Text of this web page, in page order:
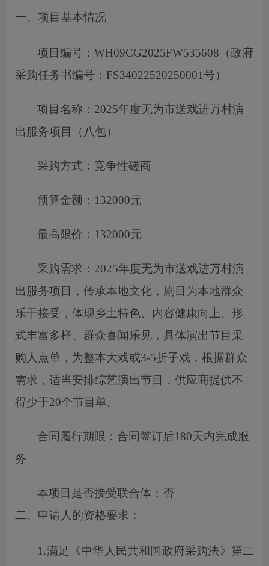
一、项目基本情况
项目编号：WH09CG2025FW535608 （政府
采购任务书编号： FS34022520250001号）
项目名称： 2025年度无为市送戏进万村演
出服务项目（八包）
采购方式：竞争性磋商
预算金额： 132000元
最高限价： 132000元
采购需求： 2025年度无为市送戏进万村演
出服务项目
， 传承本地文化，剧目为本地群众
乐于接受，体现乡土特色、内容健康向上、形
式丰富多样、群众喜闻乐见，具体演出节目采
购人点单，为整本大戏或3-5折子戏，根据群众
需求，适当安排综艺演出节目，供应商提供不
得少于20个节目单。
合同履行期限：合同签订后180天内完成服
务
本项目 是否接受联合体 ：否
二、申请人的资格要求 ：
1.满足《中华人民共和国政府采购法》第二